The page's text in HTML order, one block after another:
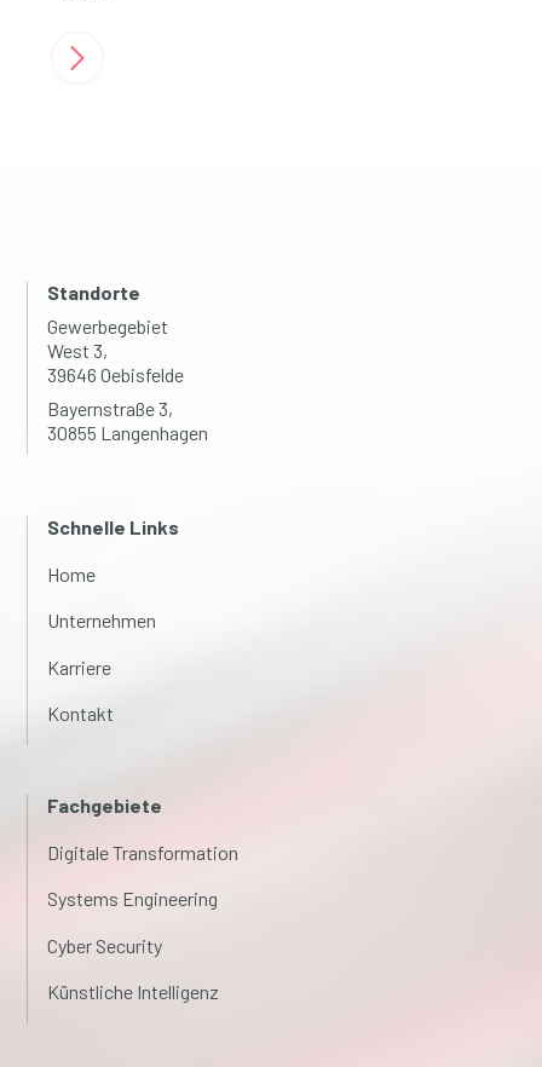
Standorte
Gewerbegebiet
West 3,
39646 Oebisfelde
Bayernstraße 3,
30855 Langenhagen
Schnelle Links
Home
Unternehmen
Karriere
Kontakt
Fachgebiete
Digitale Transformation
Systems Engineering
Cyber Security
Künstliche Intelligenz